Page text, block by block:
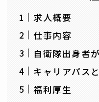
求人概要
仕事内容
自衛隊出身者
キャリアパス
福利厚生